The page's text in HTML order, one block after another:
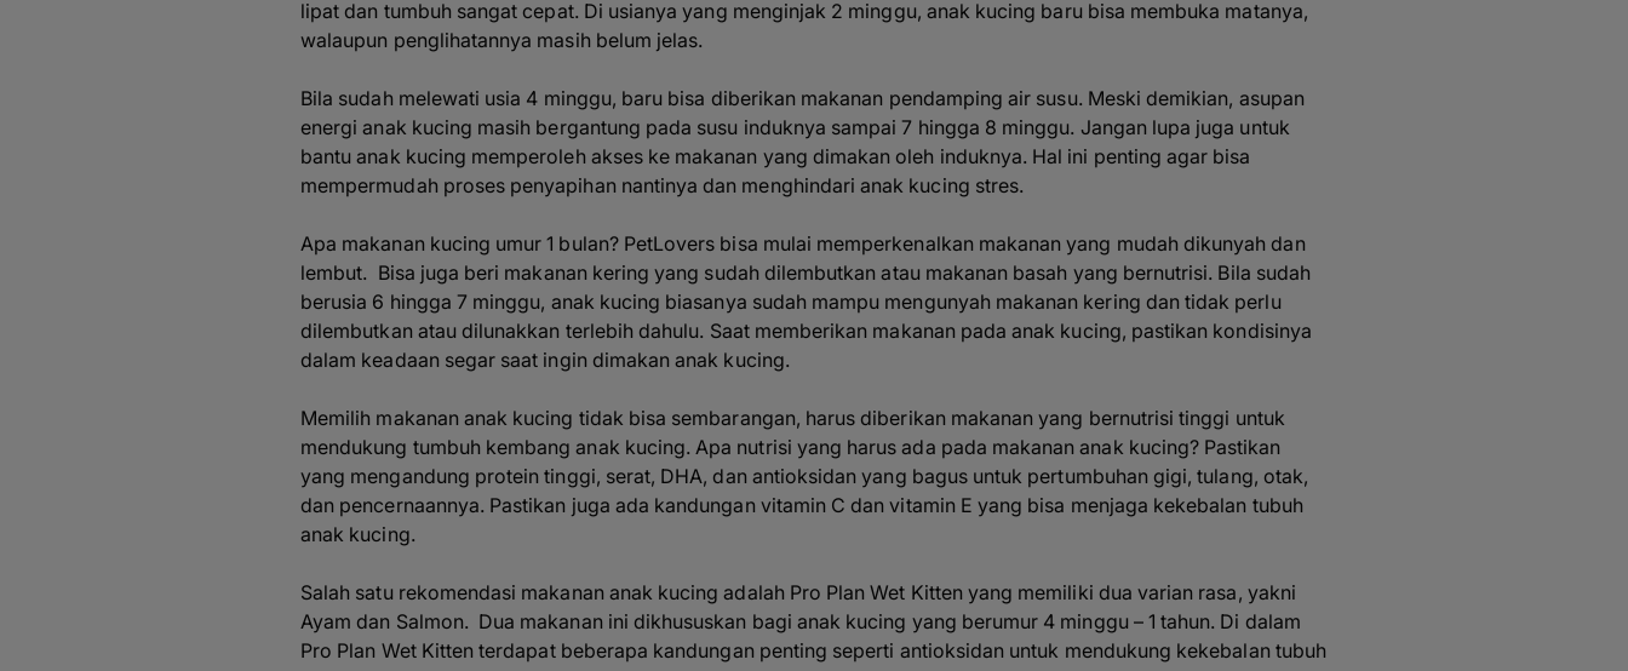
lipat dan tumbuh sangat cepat. Di usianya yang menginjak 2 minggu, anak kucing baru bisa membuka matanya,
walaupun penglihatannya masih belum jelas.
Bila sudah melewati usia 4 minggu, baru bisa diberikan makanan pendamping air susu. Meski demikian, asupan
energi anak kucing masih bergantung pada susu induknya sampai 7 hingga 8 minggu. Jangan lupa juga untuk
bantu anak kucing memperoleh akses ke makanan yang dimakan oleh induknya. Hal ini penting agar bisa
mempermudah proses penyapihan nantinya dan menghindari anak kucing stres.
Apa makanan kucing umur 1 bulan? PetLovers bisa mulai memperkenalkan makanan yang mudah dikunyah dan
lembut. Bisa juga beri makanan kering yang sudah dilembutkan atau makanan basah yang bernutrisi. Bila sudah
berusia 6 hingga 7 minggu, anak kucing biasanya sudah mampu mengunyah makanan kering dan tidak perlu
dilembutkan atau dilunakkan terlebih dahulu. Saat memberikan makanan pada anak kucing, pastikan kondisinya
dalam keadaan segar saat ingin dimakan anak kucing.
Memilih makanan anak kucing tidak bisa sembarangan, harus diberikan makanan yang bernutrisi tinggi untuk
mendukung tumbuh kembang anak kucing. Apa nutrisi yang harus ada pada makanan anak kucing? Pastikan
yang mengandung protein tinggi, serat, DHA, dan antioksidan yang bagus untuk pertumbuhan gigi, tulang, otak,
dan pencernaannya. Pastikan juga ada kandungan vitamin C dan vitamin E yang bisa menjaga kekebalan tubuh
anak kucing.
Salah satu rekomendasi makanan anak kucing adalah Pro Plan Wet Kitten yang memiliki dua varian rasa, yakni
Ayam dan Salmon. Dua makanan ini dikhususkan bagi anak kucing yang berumur 4 minggu – 1 tahun. Di dalam
Pro Plan Wet Kitten terdapat beberapa kandungan penting seperti antioksidan untuk mendukung kekebalan tubuh